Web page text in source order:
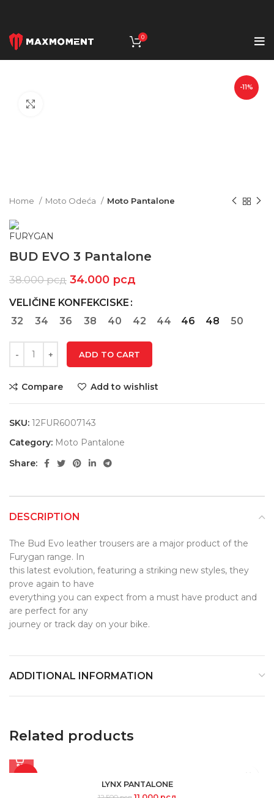
0
-11%
Home Moto Odeća Moto Pantalone
BUD EVO 3 Pantalone
38.000рсд 34.000 рсд
VELIČINE KONFEKCISKE
32
34 36 38 40 42 44 46 48 50
ADD TO CART
Compare Add to wishlist
SKU: 12FUR6007143
Category: Moto Pantalone
Share:
DESCRIPTION
The Bud Evo leather trousers are a major product of the
Furygan range. In
this latest evolution, featuring a striking new styles, they
prove again to have
everything you can expect from a must have product and
are perfect for any
journey or track day on your bike.
ADDITIONAL INFORMATION
Related products
-12%
LYNX PANTALONE